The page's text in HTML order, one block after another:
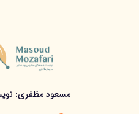
مسعود مظفری: